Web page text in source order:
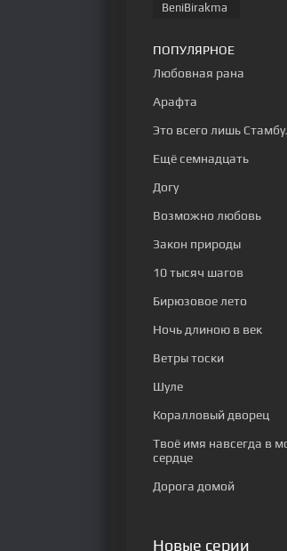
38 серия
BeniBirakma
ПОПУЛЯРНОЕ
Любовная рана
Арафта
Это всего лишь
Ещё семнадцать
Догу
Возможно любовь
Закон природы
10 тысяч шагов
Бирюзовое лето
Ночь длиною в век
Ветры тоски
Шуле
Коралловый дворец
Твоё имя навсегда в
сердце
Дорога домой
Новые серии